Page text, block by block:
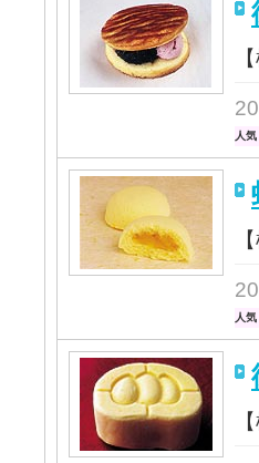
人気
人気